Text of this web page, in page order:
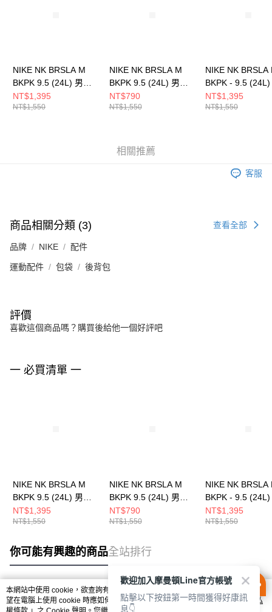
NIKE NK BRSLA M
BKPK 9.5 (24L) 男女
後背包 DH7709010
NT$1,395
NT$1,550
NIKE NK BRSLA M
BKPK 9.5 (24L) 男女
後背包 DH7709252
NT$790
NT$1,550
NIKE NK BRSLA
BKPK - 9.5
後背包
NT$1,395
NT$1,550
相關推薦
客服
商品相關分類 (3) 查看全部
品牌 NIKE 配件
運動配件 包袋 後背包
評價
喜歡這個商品嗎？購買後給他一個好評吧
一 必買清單 一
NIKE NK BRSLA M
BKPK 9.5 (24L) 男女
後背包 DH7709010
NT$1,395
NT$1,550
NIKE NK BRSLA M
BKPK 9.5 (24L) 男女
後背包 DH7709252
NT$790
NT$1,550
NIKE NK BRSLA
BKPK - 9.5
後背包
NT$1,395
NT$1,550
你可能有興趣的商品全站排行
熱門標籤
本網站中使用 cookie，欲查詢有關本網站使用 cookie 方式之詳情，及若您不希
望在電腦上使用 cookie 時應如何變更電腦的 cookie 設定，請參閱本網站「
隱私
歡迎加入摩曼頓Line官方帳號
點擊以下按鈕第一時間獲得好康訊
息👇